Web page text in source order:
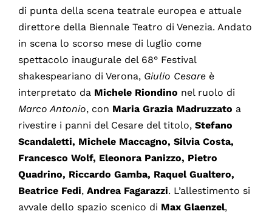
di punta della scena teatrale europea e attuale
direttore della Biennale Teatro di Venezia. Andato
in scena lo scorso mese di luglio come
spettacolo inaugurale del 68° Festival
shakespeariano di Verona, Giulio Cesareè
interpretato da Michele Riondino nel ruolo di
Marco Antonio, con Maria Grazia Madruzzato a
rivestire i panni del Cesare del titolo, Stefano
Scandaletti, Michele Maccagno, Silvia Costa,
Francesco Wolf, Eleonora Panizzo, Pietro
Quadrino, Riccardo Gamba, Raquel Gualtero,
Beatrice Fedi,Andrea Fagarazzi. L’allestimento si
avvale dello spazio scenico di Max Glaenzel,